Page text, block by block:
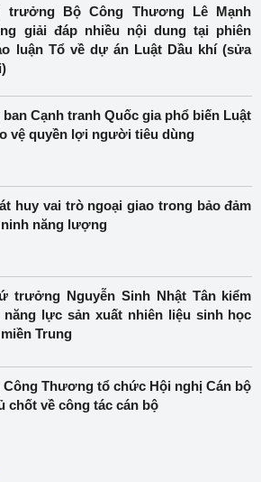
trưởng Bộ Công Thương Lê Mạnh
giải đáp nhiều nội dung tại phiên
luận Tổ về dự án Luật Dầu khí (sửa
ban Cạnh tranh Quốc gia phổ biến Luật
vệ quyền lợi người tiêu dùng
huy vai trò ngoại giao trong bảo đảm
ninh năng lượng
trưởng Nguyễn Sinh Nhật Tân kiểm
năng lực sản xuất nhiên liệu sinh học
Trung
Công Thương tổ chức Hội nghị Cán bộ
chốt về công tác cán bộ